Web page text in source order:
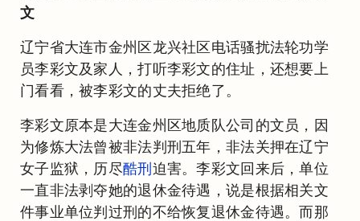
文
辽宁省大连市金州区龙兴社区电话骚扰法轮功学
员李彩文及家人，打听李彩文的住址，还想要上
门看看，被李彩文的丈夫拒绝了。
李彩文原本是大连金州区地质队公司的文员，因
为修炼大法曾被非法判刑五年，非法关押在辽宁
女子监狱，历尽酷刑 迫害。李彩文回来后，单位
一直非法剥夺她的退休金待遇，说是根据相关文
件事业单位判过刑的不给恢复退休金待遇。而那